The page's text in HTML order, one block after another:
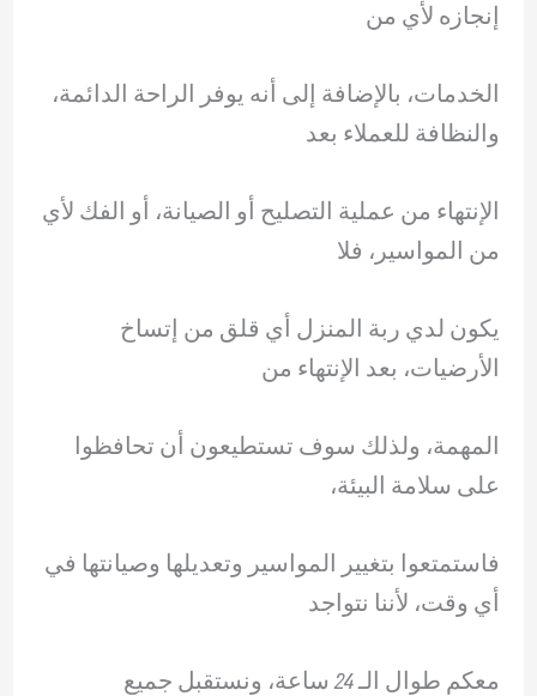
إنجازه لأي من
الخدمات، بالإضافة إلى أنه يوفر الراحة الدائمة،
والنظافة للعملاء بعد
الإنتهاء من عملية التصليح أو الصيانة، أو الفك لأي
من المواسير، فلا
يكون لدي ربة المنزل أي قلق من إتساخ
الأرضيات، بعد الإنتهاء من
المهمة، ولذلك سوف تستطيعون أن تحافظوا
على سلامة البيئة،
فاستمتعوا بتغيير المواسير وتعديلها وصيانتها في
أي وقت، لأننا نتواجد
معكم طوال الـ 24 ساعة، ونستقبل جميع